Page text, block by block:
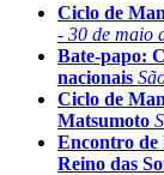
Ciclo de
- 30 de maio
Bate-papo:
nacionais
Ciclo de
Matsumoto
Encontro de
Reino das